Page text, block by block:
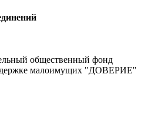
общественный фонд
малоимущих "ДОВЕРИЕ"